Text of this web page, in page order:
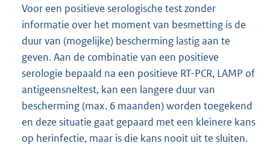
Voor een positieve serologische test zonder
informatie over het moment van besmetting is de
duur van (mogelijke) bescherming lastig aan te
geven. Aan de combinatie van een positieve
serologie bepaald na een positieve RT-PCR, LAMP of
antigeensneltest, kan een langere duur van
bescherming (max. 6 maanden) worden toegekend
en deze situatie gaat gepaard met een kleinere kans
op herinfectie, maar is die kans nooit uit te sluiten.